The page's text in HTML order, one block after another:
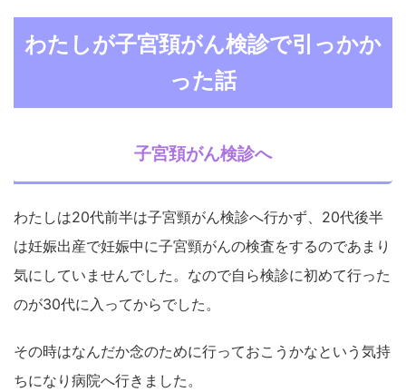
わたしが子宮頚がん検診で引っかか
った話
子宮頚がん検診へ
わたしは20代前半は子宮頸がん検診へ行かず、20代後半
は妊娠出産で妊娠中に子宮頸がんの検査をするのであまり
気にしていませんでした。なので自ら検診に初めて行った
のが30代に入ってからでした。
その時はなんだか念のために行っておこうかなという気持
ちになり病院へ行きました。